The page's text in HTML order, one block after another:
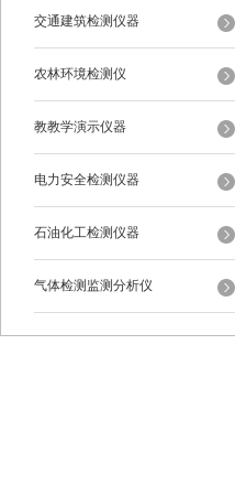
交通建筑检测仪器
农林环境检测仪
教教学演示仪器
电力安全检测仪器
石油化工检测仪器
气体检测监测分析仪